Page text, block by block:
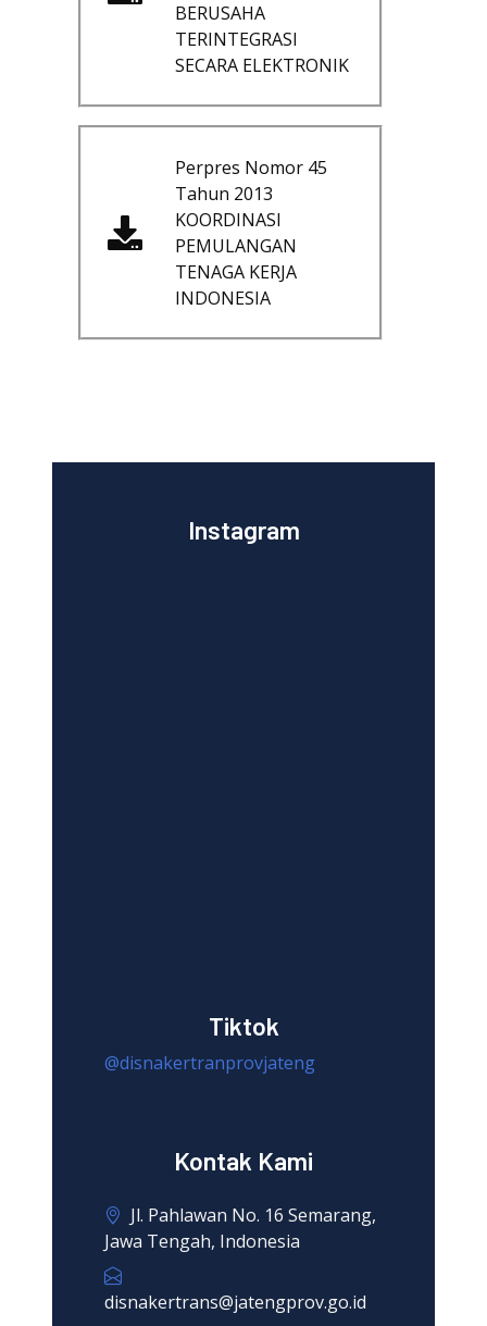
BERUSAHA
TERINTEGRASI
SECARA ELEKTRONIK
Perpres Nomor 45
Tahun 2013
KOORDINASI
PEMULANGAN
TENAGA KERJA
INDONESIA
Instagram
Tiktok
@disnakertranprovjateng
Kontak Kami
Jl. Pahlawan No. 16 Semarang,
Jawa Tengah, Indonesia
disnakertrans@jatengprov.go.id